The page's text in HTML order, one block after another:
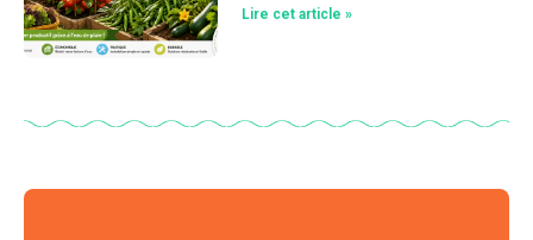
Lire cet article »